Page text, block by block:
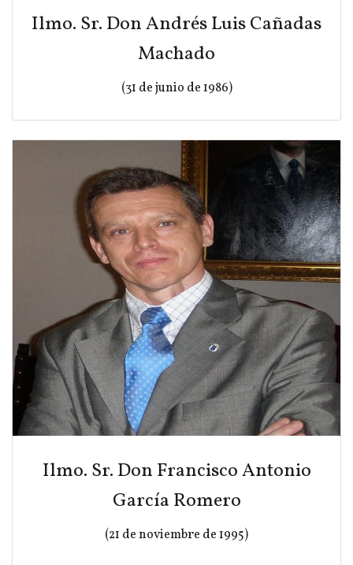
Ilmo. Sr. Don Andrés Luis Cañadas
Machado
(31 de junio de 1986)
Ilmo. Sr. Don Francisco Antonio
García Romero
(21 de noviembre de 1995)